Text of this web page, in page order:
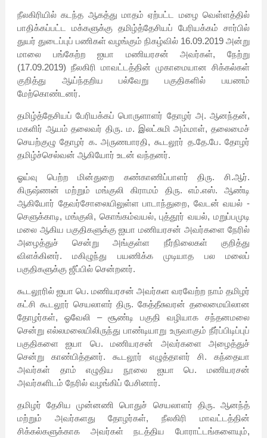
நீலகிரியில் கடந்த ஆகத்து மாதம் ஏற்பட்ட மழை வெள்ளத்தில்
பாதிக்கப்பட்ட மக்களுக்கு தமிழ்த்தேசியப் பேரியக்கம் சார்பில்
துயர் துடைப்புப் பணிகள் வழங்கும் நிகழ்வில் 16.09.2019 அன்று
மாலை பங்கேற்ற ஐயா மணியரசன் அவர்கள், நேற்று
(17.09.2019) நீலகிரி மாவட்டத்தின் முகாமையான சிக்கல்கள்
குறித்து ஆய்ந்தறிய பல்வேறு பகுதிகளில் பயணம்
மேற்கொண்டனர்.
தமிழ்த்தேசியப் பேரியக்கப் பொருளாளர் தோழர் அ. ஆனந்தன்,
மகளிர் ஆயம் தலைவர் திரு. ம. இலட்சுமி அம்மாள், தலைமைச்
செயற்குழு தோழர் க. அருணபாரதி, கூடலூர் த.தே.பே. தோழர்
தமிழ்ச்செல்வன் ஆகியோர் உடன் வந்தனர்.
ஓய்வு பெற்ற மின்துறை கண்காணிப்பாளர் திரு. சி.ஆர்.
கிருஷ்ணன் மற்றும் மங்குலி கிராமம் திரு. எம்.எஸ். ஆண்டி
ஆகியோர் தேவர்சோலையிலுள்ள பாடாந்துறை, வேடன் வயல் -
செளுக்காடி, மங்குலி, கொங்கம்வயல், புத்தூர் வயல், மறுப்பமுடி
மலை ஆகிய பகுதிகளுக்கு ஐயா மணியரசன் அவர்களை நேரில்
அழைத்துச் சென்று அங்குள்ள நீர்நிலைகள் குறித்து
விளக்கினர். மகிழுந்து பயணிக்க முடியாத பல மலைப்
பகுதிகளுக்கு ஜீப்பில் சென்றனர்.
கூடலூரில் ஐயா பெ. மணியரசன் அவர்கள வரவேற்ற நாம் தமிழர்
கட்சி கூடலூர் செயலாளர் திரு. கேத்தீசுவரன் தலைமையிலான
தோழர்கள், ஓவேலி – சூண்டி பகுதி வழியாக சந்தனமலை
சென்று எல்லமலையிலிருந்து பாண்டியாறு உருவாகும் நீர்ப்பிடிப்புப்
பகுதிகளை ஐயா பெ. மணியரசன் அவர்களை அழைத்துச்
சென்று காண்பித்தனர். கூடலூர் எழுத்தாளர் சி. கந்தையா
அவர்கள் தாம் எழுதிய நூலை ஐயா பெ. மணியரசன்
அவர்களிடம் நேரில் வழங்கிப் பேசினார்.
தமிழர் தேசிய முன்னணி பொதுச் செயலாளர் திரு. ஆனந்த்
மற்றும் அவர்களது தோழர்கள், நீலகிரி மாவட்டத்தின்
சிக்கல்களுக்காக அவர்கள் நடத்திய போராட்டங்களையும்,